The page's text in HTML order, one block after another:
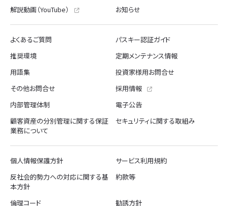
解説動画（YouTube）
お知らせ
よくあるご質問
パスキー認証ガイド
推奨環境
定期メンテナンス情報
用語集
投資家様用お問合せ
その他お問合せ
採用情報
内部管理体制
電子公告
顧客資産の分別管理に関する保証
業務について
セキュリティに関する取組み
個人情報保護方針
サービス利用規約
反社会的勢力への対応に関する基
本方針
約款等
倫理コード 勧誘方針